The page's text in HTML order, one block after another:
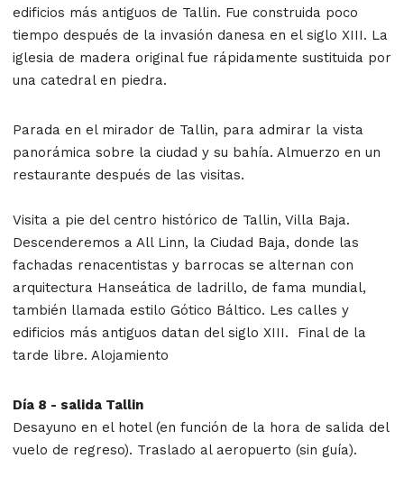
edificios más antiguos de Tallin. Fue construida poco
tiempo después de la invasión danesa en el siglo XIII. La
iglesia de madera original fue rápidamente sustituida por
una catedral en piedra.
Parada en el mirador de Tallin, para admirar la vista
panorámica sobre la ciudad y su bahía. Almuerzo en un
restaurante después de las visitas.
Visita a pie del centro histórico de Tallin, Villa Baja.
Descenderemos a All Linn, la Ciudad Baja, donde las
fachadas renacentistas y barrocas se alternan con
arquitectura Hanseática de ladrillo, de fama mundial,
también llamada estilo Gótico Báltico. Les calles y
edificios más antiguos datan del siglo XIII. Final de la
tarde libre. Alojamiento
Día 8 - salida Tallin
Desayuno en el hotel (en función de la hora de salida del
vuelo de regreso). Traslado al aeropuerto (sin guía).